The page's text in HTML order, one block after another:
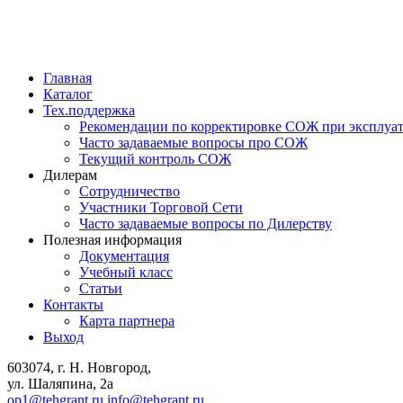
Главная
Каталог
Тех.поддержка
Рекомендации по корректировке СОЖ при
Часто задаваемые вопросы про СОЖ
Текущий контроль СОЖ
Дилерам
Сотрудничество
Участники Торговой Сети
Часто задаваемые вопросы по Дилерству
Полезная информация
Документация
Учебный класс
Статьи
Контакты
Карта партнера
Выход
603074, г. Н. Новгород,
ул. Шаляпина, 2а
op1@tehgrant.ru info@tehgrant.ru